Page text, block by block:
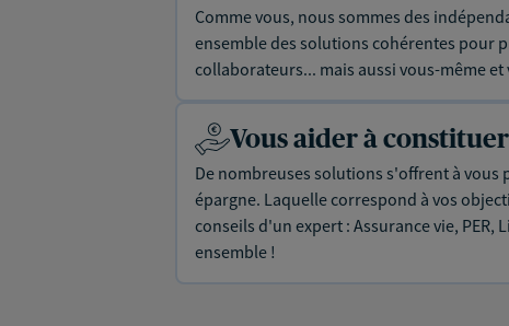
Comme vous, nous sommes des
ensemble des solutions cohérentes pour
collaborateurs... mais aussi vous-même
Vous aider à
De nombreuses solutions s'offrent à
épargne. Laquelle correspond à vos
conseils d'un expert : Assurance vie,
ensemble !